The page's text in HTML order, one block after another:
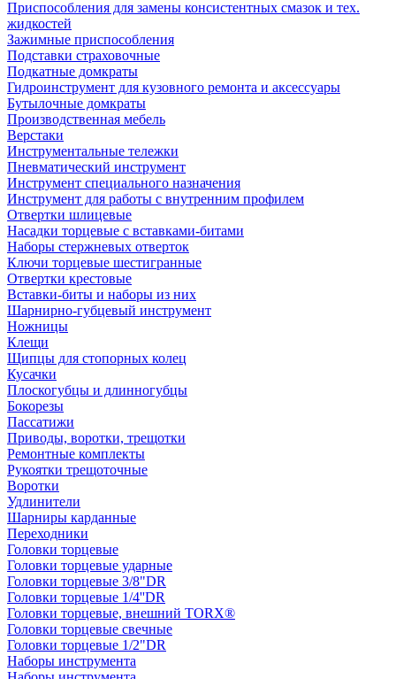
Приспособления для замены консистентных смазок и тех.
жидкостей
Зажимные приспособления
Подставки страховочные
Подкатные домкраты
Гидроинструмент для кузовного ремонта и аксессуары
Бутылочные домкраты
Производственная мебель
Верстаки
Инструментальные тележки
Пневматический инструмент
Инструмент специального назначения
Инструмент для работы с внутренним профилем
Отвертки шлицевые
Насадки торцевые с вставками-битами
Наборы стержневых отверток
Ключи торцевые шестигранные
Отвертки крестовые
Вставки-биты и наборы из них
Шарнирно-губцевый инструмент
Ножницы
Клещи
Щипцы для стопорных колец
Кусачки
Плоскогубцы и длинногубцы
Бокорезы
Пассатижи
Приводы, воротки, трещотки
Ремонтные комплекты
Рукоятки трещоточные
Воротки
Удлинители
Шарниры карданные
Переходники
Головки торцевые
Головки торцевые ударные
Головки торцевые 3/8"DR
Головки торцевые 1/4''DR
Головки торцевые, внешний TORX®
Головки торцевые свечные
Головки торцевые 1/2"DR
Наборы инструмента